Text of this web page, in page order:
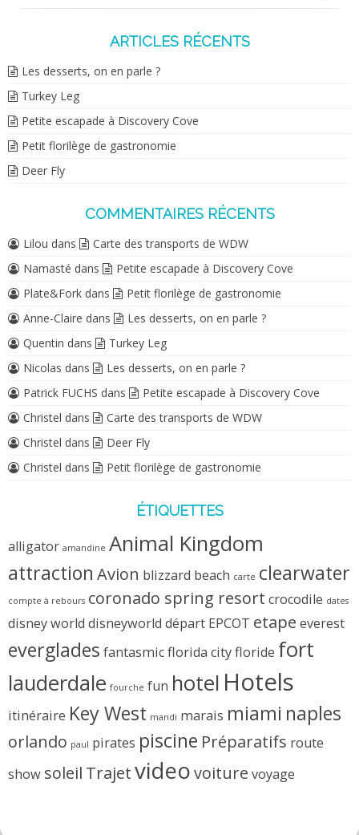
ARTICLES RÉCENTS
Les desserts, on en parle ?
Turkey Leg
Petite escapade à Discovery Cove
Petit florilège de gastronomie
Deer Fly
COMMENTAIRES RÉCENTS
Lilou dans
Carte des transports de WDW
Namasté dans
Petite escapade à Discovery Cove
Plate&Fork dans
Petit florilège de gastronomie
Anne-Claire dans
Les desserts, on en parle ?
Quentin dans
Turkey Leg
Nicolas dans
Les desserts, on en parle ?
Patrick FUCHS dans
Petite escapade à Discovery Cove
Christel dans
Carte des transports de WDW
Christel dans
Deer Fly
Christel dans Petit florilège de gastronomie
ÉTIQUETTES
alligator amandine Animal Kingdom
attraction Avion blizzard beach carte clearwater
compte à rebours coronado spring resort crocodile dates
disney world disneyworld départ EPCOT etape everest
everglades fantasmicflorida cityfloride fort
lauderdale fourche fun hotel Hotels
itinéraire Key West mandi marais miami naples
orlando paul pirates piscine Préparatifs route
show soleil Trajetvideovoiture voyage